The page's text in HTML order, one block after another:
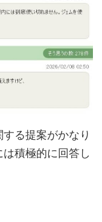
る提案がかなり
積極的に回答し